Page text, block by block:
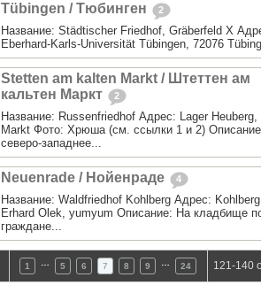
Tübingen / Тюбинген 2
Название: Städtischer Friedhof, Gräberfeld X
Eberhard-Karls-Universität Tübingen, 72076
Stetten am kalten Markt / Штеттен ам
кальтен Маркт
2
Название: Russenfriedhof Адрес: Lager
Markt Фото: Хрюша (см. ссылки 1 и 2)
северо-западнее...
Neuenrade / Нойенраде 4
Название: Waldfriedhof Kohlberg Адрес:
Erhard Olek, yumyum Описание: На кладбище
граждане...
1 5 6 7 8 9 24 121-140